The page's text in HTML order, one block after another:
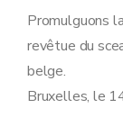
Promulguons
revêtue du
belge.
Bruxelles, le